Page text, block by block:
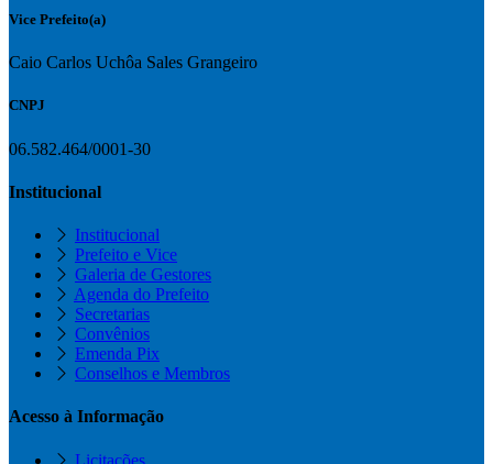
Vice Prefeito(a)
Caio Carlos Uchôa Sales Grangeiro
CNPJ
06.582.464/0001-30
Institucional
Institucional
Prefeito e Vice
Galeria de Gestores
Agenda do Prefeito
Secretarias
Convênios
Emenda Pix
Conselhos e Membros
Acesso à Informação
Licitações